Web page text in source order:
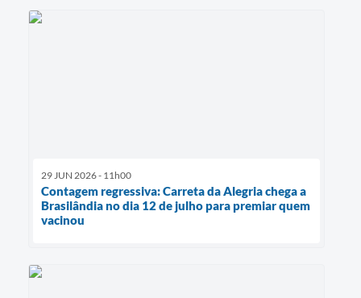
29 JUN 2026 - 11h00
Contagem regressiva: Carreta da Alegria chega a
Brasilândia no dia 12 de julho para premiar quem
vacinou